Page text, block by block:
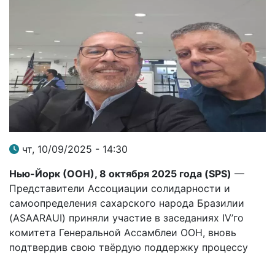
чт, 10/09/2025 - 14:30
Нью-Йорк (ООН), 8 октября 2025 года (SPS) —
Представители Ассоциации солидарности и
самоопределения сахарского народа Бразилии
(ASAARAUI) приняли участие в заседаниях IV’го
комитета Генеральной Ассамблеи ООН, вновь
подтвердив свою твёрдую поддержку процессу